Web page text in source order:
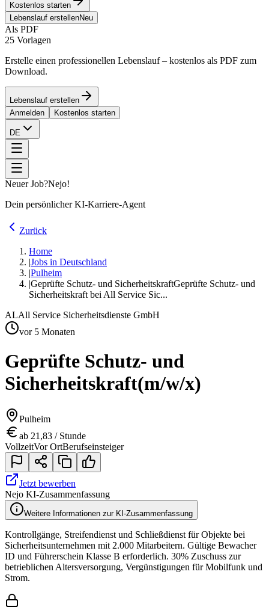
Kostenlos starten
Lebenslauf erstellenNeu
Als PDF
25 Vorlagen
Erstelle einen professionellen Lebenslauf – kostenlos als PDF zum
Download.
Lebenslauf erstellen
Anmelden
Kostenlos starten
DE
Neuer Job?Nejo!
Dein persönlicher KI-Karriere-Agent
Zurück
Home
|Jobs in Deutschland
|Pulheim
|Geprüfte Schutz- und SicherheitskraftGeprüfte Schutz- und
Sicherheitskraft bei All Service Sic...
ALAll Service Sicherheitsdienste GmbH
vor 5 Monaten
Geprüfte Schutz- und
Sicherheitskraft(m/w/x)
Pulheim
ab 21,83 / Stunde
VollzeitVor OrtBerufseinsteiger
Jetzt bewerben
Nejo KI-Zusammenfassung
Weitere Informationen zur KI-Zusammenfassung
Kontrollgänge, Streifendienst und Schließdienst für Objekte bei
Sicherheitsunternehmen mit 2.000 Mitarbeitern. Gültige Bewacher
ID und Führerschein Klasse B erforderlich. 30% Zuschuss zur
betrieblichen Altersversorgung, Vergünstigungen für Mobilfunk und
Strom.